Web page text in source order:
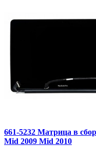
661-5232 Матрица в
Mid 2009 Mid 2010